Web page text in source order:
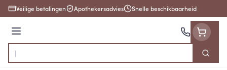
Ga naar de inhoud
Veilige betalingen Apothekersadvies Snelle beschikbaarheid
Menu
Product, merk, categorie...
Zoek